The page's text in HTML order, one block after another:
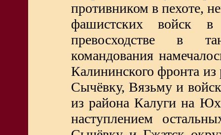
противником в пехоте,
фашистских войск
превосходстве в
командования
Калининского фронта из
Сычёвку, Вязьму и
из района Калуги на
наступлением